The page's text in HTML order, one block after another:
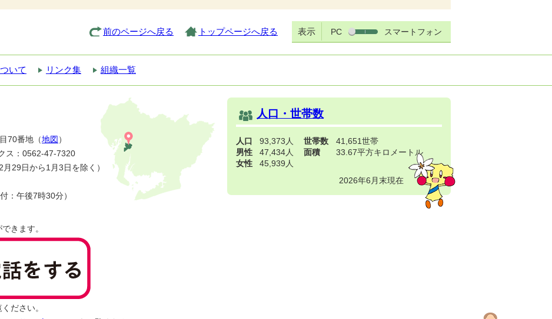
前のページへ戻る トップページへ戻る 表示 PC スマートフォン
いて リンク集 組織一覧
70番地（地図 ）
ス：0562-47-7320
29日から1月3日を除く）
：午後7時30分）
きます。
ださい。
人口・世帯数
人口
93,373人
男性
47,434人
女性
45,939人
世帯数
41,651世帯
面積
33.67平方キロメートル
2026年6月末現在